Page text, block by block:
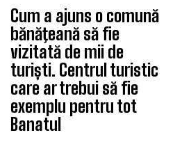
Cum a ajuns o comună
bănăţeană să fie
vizitată de mii de
turiști. Centrul turistic
care ar trebui să fie
exemplu pentru tot
Banatul